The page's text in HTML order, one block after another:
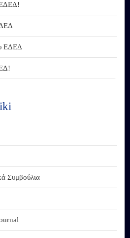
ΕΔΕΔ
Συμβούλια